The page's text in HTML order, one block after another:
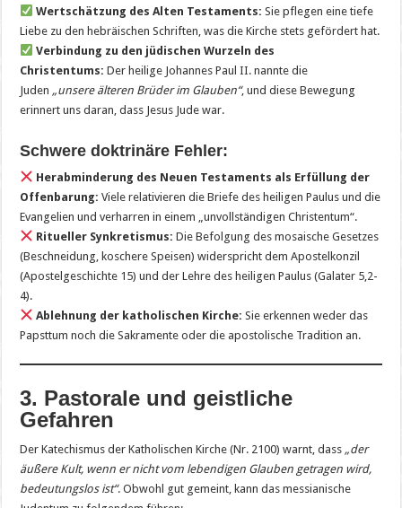
Wertschätzung des Alten Testaments: Sie pflegen eine tiefe
Liebe zu den hebräischen Schriften, was die Kirche stets gefördert hat.
Verbindung zu den jüdischen Wurzeln des
Christentums: Der heilige Johannes Paul II. nannte die
Juden „unsere älteren Brüder im Glauben“, und diese Bewegung
erinnert uns daran, dass Jesus Jude war.
Schwere doktrinäre Fehler:
Herabminderung des Neuen Testaments als Erfüllung der
Offenbarung: Viele relativieren die Briefe des heiligen Paulus und die
Evangelien und verharren in einem „unvollständigen Christentum“.
Ritueller Synkretismus: Die Befolgung des mosaische Gesetzes
(Beschneidung, koschere Speisen) widerspricht dem Apostelkonzil
(Apostelgeschichte 15) und der Lehre des heiligen Paulus (Galater 5,2-
4).
Ablehnung der katholischen Kirche: Sie erkennen weder das
Papsttum noch die Sakramente oder die apostolische Tradition an.
3. Pastorale und geistliche
Gefahren
Der Katechismus der Katholischen Kirche (Nr. 2100) warnt, dass „der
äußere Kult, wenn er nicht vom lebendigen Glauben getragen wird,
bedeutungslos ist“. Obwohl gut gemeint, kann das messianische